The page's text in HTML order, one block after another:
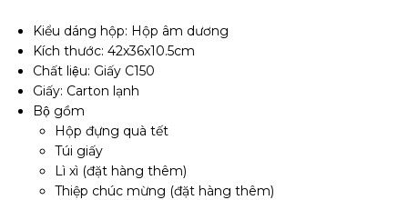
Kiểu dáng hộp: Hộp âm dương
Kích thước: 42x36x10.5cm
Chất liệu: Giấy C150
Giấy: Carton lạnh
Bộ gồm
Hộp đựng quà tết
Túi giấy
Lì xì (đặt hàng thêm)
Thiệp chúc mừng (đặt hàng thêm)